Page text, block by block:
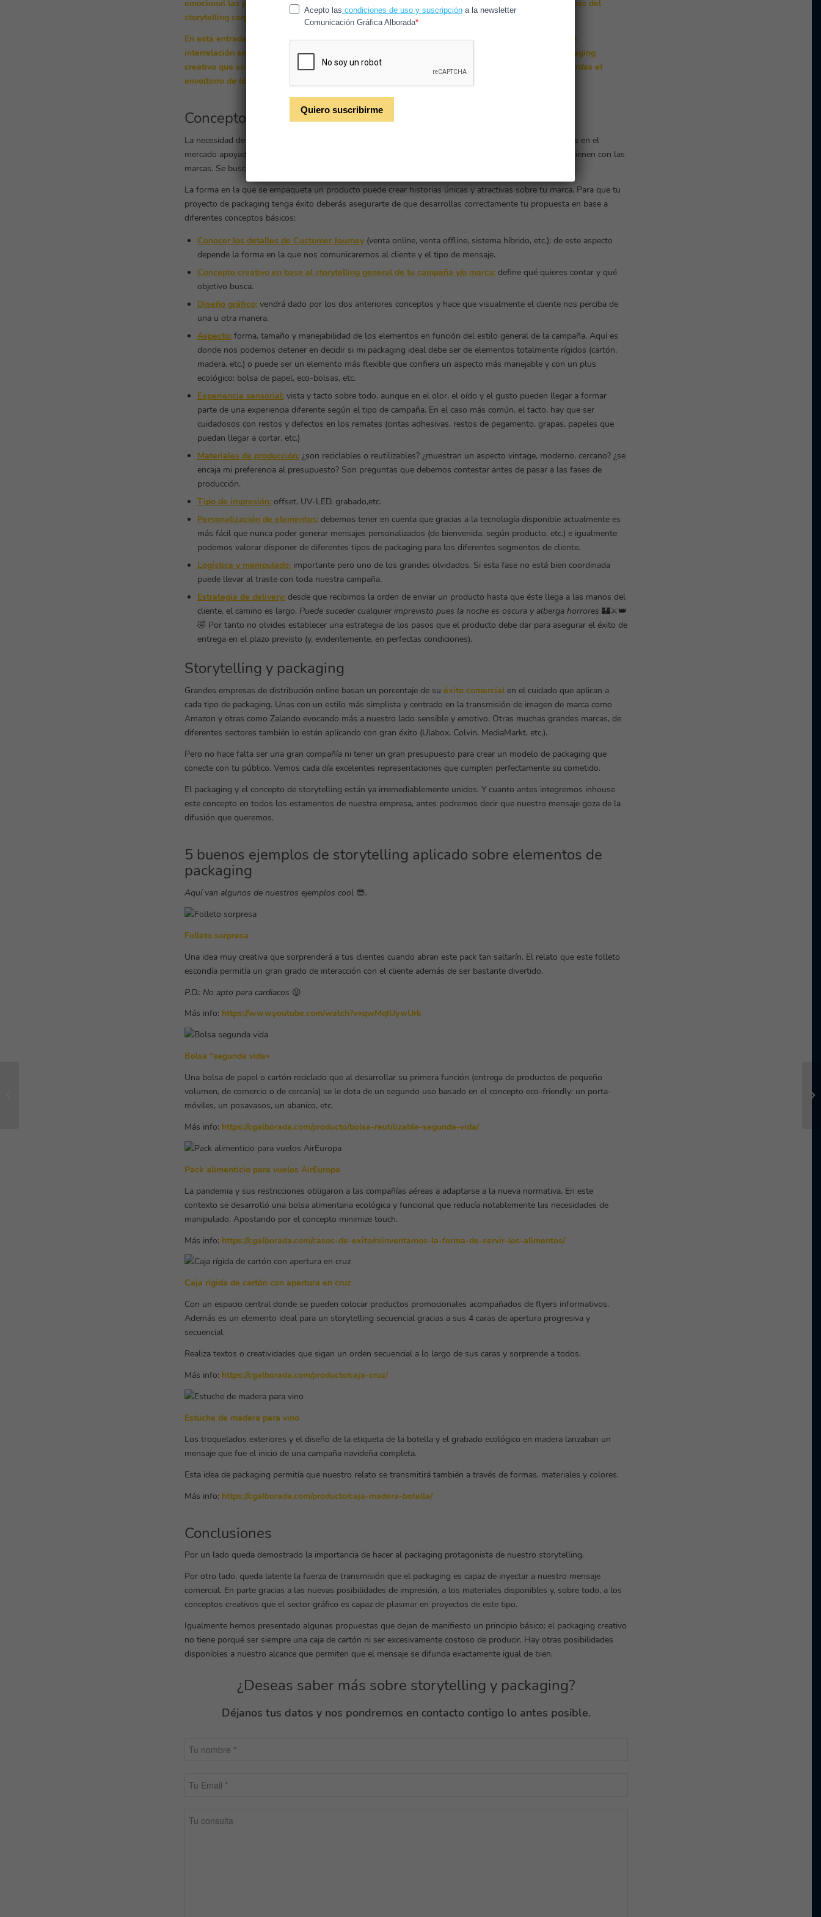
emocional las principales firmas comerciales ya están integrando el packaging como un capítulo más del
storytelling corporativo.
En esta entrada de blog hacemos una revisión de conceptos básicos, así como profundizamos en la
interrelación entre storytelling y packaging. Igualmente te presentamos algunos ejemplos de packaging
creativo que son muy ilustrativos del concepto: «el primer mensaje es el envoltorio»
¿o ya no recuerdas el
envoltorio de los chicles que te comías de pequeño?
Conceptos básicos sobre storytelling aplicado al packaging
La necesidad de contar historias de marca convincentes está asumiendo roles cada vez más importantes en el
mercado apoyado en la relación que, por ejemplo, públicos como los millennials y la generación Z mantienen con las
marcas. Se busca, más que nunca, una interrelación con las marcas genuina, eco-friendly y emotiva.
La forma en la que se empaqueta un producto puede crear historias únicas y atractivas sobre tu marca. Para que tu
proyecto de packaging tenga éxito deberás asegurarte de que desarrollas correctamente tu propuesta en base a
diferentes conceptos básicos:
Conocer los detalles de Customer Journey(venta online, venta offline, sistema híbrido, etc.): de este aspecto
depende la forma en la que nos comunicaremos al cliente y el tipo de mensaje.
Concepto creativo en base al storytelling general de tu campaña y/o marca:define qué quieres contar y qué
objetivo busca.
Diseño gráfico:vendrá dado por los dos anteriores conceptos y hace que visualmente el cliente nos perciba de
una u otra manera.
Aspecto:forma, tamaño y manejabilidad de los elementos en función del estilo general de la campaña. Aquí es
donde nos podemos detener en decidir si mi packaging ideal debe ser de elementos totalmente rígidos (cartón,
madera, etc.) o puede ser un elemento más flexible que confiera un aspecto más manejable y con un plus
ecológico: bolsa de papel, eco-bolsas, etc.
Experiencia sensorial:vista y tacto sobre todo, aunque en el olor, el oído y el gusto pueden llegar a formar
parte de una experiencia diferente según el tipo de campaña. En el caso más común, el tacto, hay que ser
cuidadosos con restos y defectos en los remates (cintas adhesivas, restos de pegamento, grapas, papeles que
puedan llegar a cortar, etc.)
Materiales de producción:¿son reciclables o reutilizables? ¿muestran un aspecto vintage, moderno, cercano? ¿se
encaja mi preferencia al presupuesto? Son preguntas que debemos contestar antes de pasar a las fases de
producción.
Tipo de impresión:offset, UV-LED, grabado,etc.
Personalización de elementos:debemos tener en cuenta que gracias a la tecnología disponible actualmente es
más fácil que nunca poder generar mensajes personalizados (de bienvenida, según producto, etc.) e igualmente
podemos valorar disponer de diferentes tipos de packaging para los diferentes segmentos de cliente.
Logística y manipulado:importante pero uno de los grandes olvidados. Si esta fase no está bien coordinada
puede llevar al traste con toda nuestra campaña.
Estrategia de delivery:desde que recibimos la orden de enviar un producto hasta que éste llega a las manos del
cliente, el camino es largo. Puede suceder cualquier imprevisto pues la noche es oscura y alberga horrores 🏰⚔️👑
🤣 Por tanto no olvides establecer una estrategia de los pasos que el producto debe dar para asegurar el éxito de
entrega en el plazo previsto (y, evidentemente, en perfectas condiciones).
Storytelling y packaging
Grandes empresas de distribución online basan un porcentaje de su éxito comercialen el cuidado que aplican a
cada tipo de packaging. Unas con un estilo más simplista y centrado en la transmisión de imagen de marca como
Amazon y otras como Zalando evocando más a nuestro lado sensible y emotivo. Otras muchas grandes marcas, de
diferentes sectores también lo están aplicando con gran éxito (Ulabox, Colvin, MediaMarkt, etc.).
Pero no hace falta ser una gran compañía ni tener un gran presupuesto para crear un modelo de packaging que
conecte con tu público. Vemos cada día excelentes representaciones que cumplen perfectamente su cometido.
El packaging y el concepto de storytelling están ya irremediablemente unidos. Y cuanto antes integremos inhouse
este concepto en todos los estamentos de nuestra empresa, antes podremos decir que nuestro mensaje goza de la
difusión que queremos.
5 buenos ejemplos de storytelling aplicado sobre elementos de
packaging
Aquí van algunos de nuestros ejemplos cool😎.
Folleto sorpresa
Una idea muy creativa que sorprenderá a tus clientes cuando abran este pack tan saltarín. El relato que este folleto
escondía permitía un gran grado de interacción con el cliente además de ser bastante divertido.
P.D.: No apto para cardiacos 😜
Más info: https://www.youtube.com/watch?v=qwMqIUywUrk
Bolsa “segunda vida»
Una bolsa de papel o cartón reciclado que al desarrollar su primera función (entrega de productos de pequeño
volumen, de comercio o de cercanía) se le dota de un segundo uso basado en el concepto eco-friendly: un porta-
móviles, un posavasos, un abanico, etc.
Más info: https://cgalborada.com/producto/bolsa-reutilizable-segunda-vida/
Pack alimenticio para vuelos AirEuropa
La pandemia y sus restricciones obligaron a las compañías aéreas a adaptarse a la nueva normativa. En este
contexto se desarrolló una bolsa alimentaria ecológica y funcional que reducía notablemente las necesidades de
manipulado. Apostando por el concepto minimize touch.
Más info: https://cgalborada.com/casos-de-exito/reinventamos-la-forma-de-servir-los-alimentos/
Caja rígida de cartón con apertura en cruz
Con un espacio central donde se pueden colocar productos promocionales acompañados de flyers informativos.
Además es un elemento ideal para un storytelling secuencial gracias a sus 4 caras de apertura progresiva y
secuencial.
Realiza textos o creatividades que sigan un orden secuencial a lo largo de sus caras y sorprende a todos.
Más info: https://cgalborada.com/producto/caja-cruz/
Estuche de madera para vino
Los troquelados exteriores y el diseño de la etiqueta de la botella y el grabado ecológico en madera lanzaban un
mensaje que fue el inicio de una campaña navideña completa.
Esta idea de packaging permitía que nuestro relato se transmitirá también a través de formas, materiales y colores.
Más info: https://cgalborada.com/producto/caja-madera-botella/
Conclusiones
Por un lado queda demostrado la importancia de hacer al packaging protagonista de nuestro storytelling.
Por otro lado, queda latente la fuerza de transmisión que el packaging es capaz de inyectar a nuestro mensaje
comercial. En parte gracias a las nuevas posibilidades de impresión, a los materiales disponibles y, sobre todo, a los
conceptos creativos que el sector gráfico es capaz de plasmar en proyectos de este tipo.
Igualmente hemos presentado algunas propuestas que dejan de manifiesto un principio básico: el packaging creativo
no tiene porqué ser siempre una caja de cartón ni ser excesivamente costoso de producir. Hay otras posibilidades
disponibles a nuestro alcance que permiten que el mensaje se difunda exactamente igual de bien.
¿Deseas saber más sobre storytelling y packaging?
Déjanos tus datos y nos pondremos en contacto contigo lo antes posible.